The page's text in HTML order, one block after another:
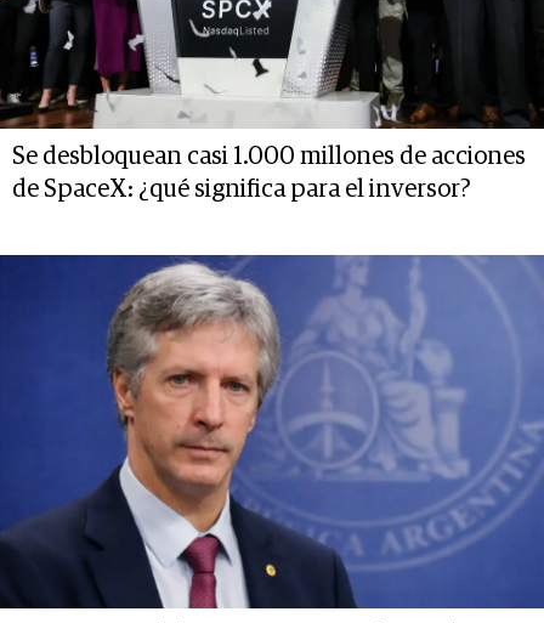
Se desbloquean casi 1.000 millones de acciones
de SpaceX: ¿qué significa para el inversor?